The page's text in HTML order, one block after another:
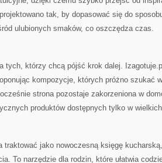
tak, by dopasować się do
ulubionych smaków, co oszczędza czas.
tych, którzy chcą pójść krok dalej.
kompozycje, których próżno szukać
strona pozostaje zakorzeniona w
produktów dostępnych tylko w
traktować jako nowoczesną księgę
To narzędzie dla rodzin, które ułatwia